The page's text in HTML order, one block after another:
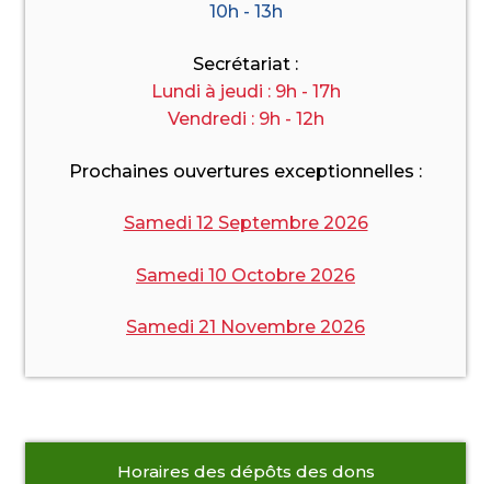
10h - 13h
Secrétariat :
Lundi à jeudi : 9h - 17h
Vendredi : 9h - 12h
Prochaines ouvertures exceptionnelles :
Samedi 12 Septembre 2026
Samedi 10 Octobre 2026
Samedi 21 Novembre 2026
Horaires des dépôts des dons